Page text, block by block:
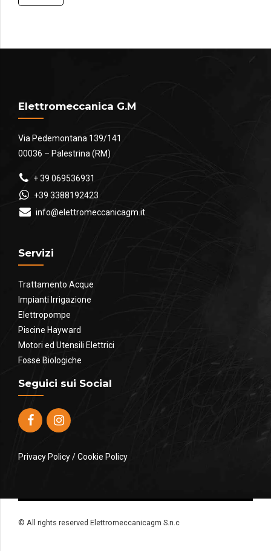
Elettromeccanica G.M
Via Pedemontana 139/141
00036 – Palestrina (RM)
+ 39 069536931
+39 3388192423
info@elettromeccanicagm.it
Servizi
Trattamento Acque
Impianti Irrigazione
Elettropompe
Piscine Hayward
Motori ed Utensili Elettrici
Fosse Biologiche
Seguici sui Social
Privacy Policy/Cookie Policy
© All rights reserved Elettromeccanicagm S.n.c